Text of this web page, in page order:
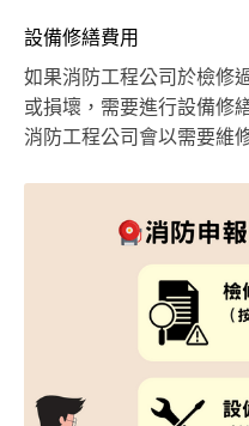
設備修繕費用
如果消防工程公司於檢修
或損壞，需要進行設備修
消防工程公司會以需要維